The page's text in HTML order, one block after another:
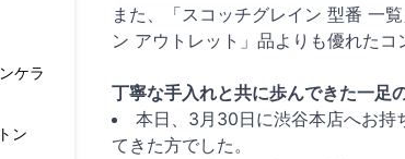
ケラ
ン
また、「スコッチグレイン 型番 一
ン アウトレット」品よりも優れた
丁寧な手入れと共に歩んできた一足
本日、3月30日に渋谷本店へお持
てきた方でした。